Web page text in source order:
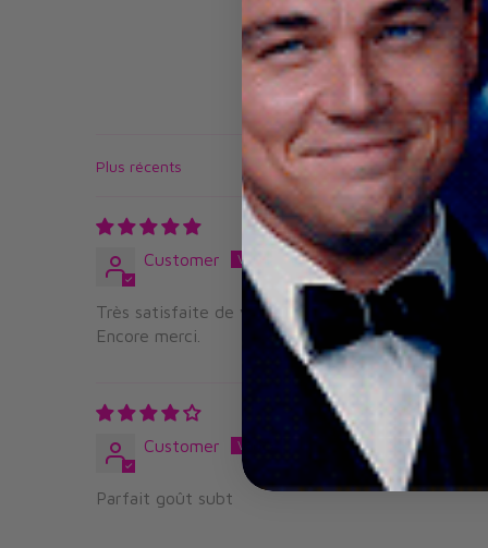
Sort by
Customer
Très satisfaite de vos produits
Encore merci.
Customer
Parfait goût subt